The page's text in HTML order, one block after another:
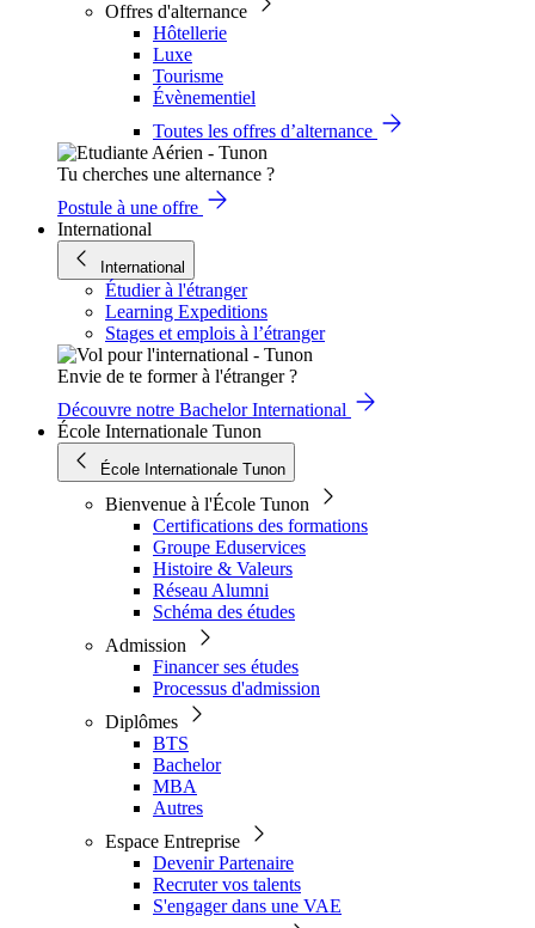
Offres d'alternance
Hôtellerie
Luxe
Tourisme
Évènementiel
Toutes les offres d’alternance
Tu cherches une alternance ?
Postule à une offre
International
International
Étudier à l'étranger
Learning Expeditions
Stages et emplois à l’étranger
Envie de te former à l'étranger ?
Découvre notre Bachelor International
École Internationale Tunon
École Internationale Tunon
Bienvenue à l'École Tunon
Certifications des formations
Groupe Eduservices
Histoire & Valeurs
Réseau Alumni
Schéma des études
Admission
Financer ses études
Processus d'admission
Diplômes
BTS
Bachelor
MBA
Autres
Espace Entreprise
Devenir Partenaire
Recruter vos talents
S'engager dans une VAE